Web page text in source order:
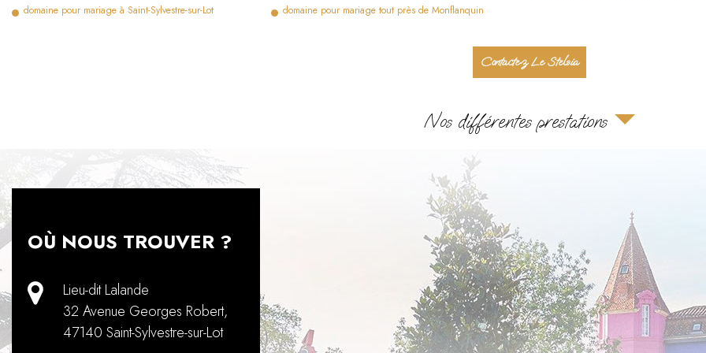
domaine pour mariage à Saint-Sylvestre-sur-Lot
domaine pour mariage tout près de Monflanquin
Contactez Le Stelsia
Nos différentes prestations
OÙ NOUS TROUVER ?
Lieu-dit Lalande
32 Avenue Georges Robert,
47140 Saint-Sylvestre-sur-Lot